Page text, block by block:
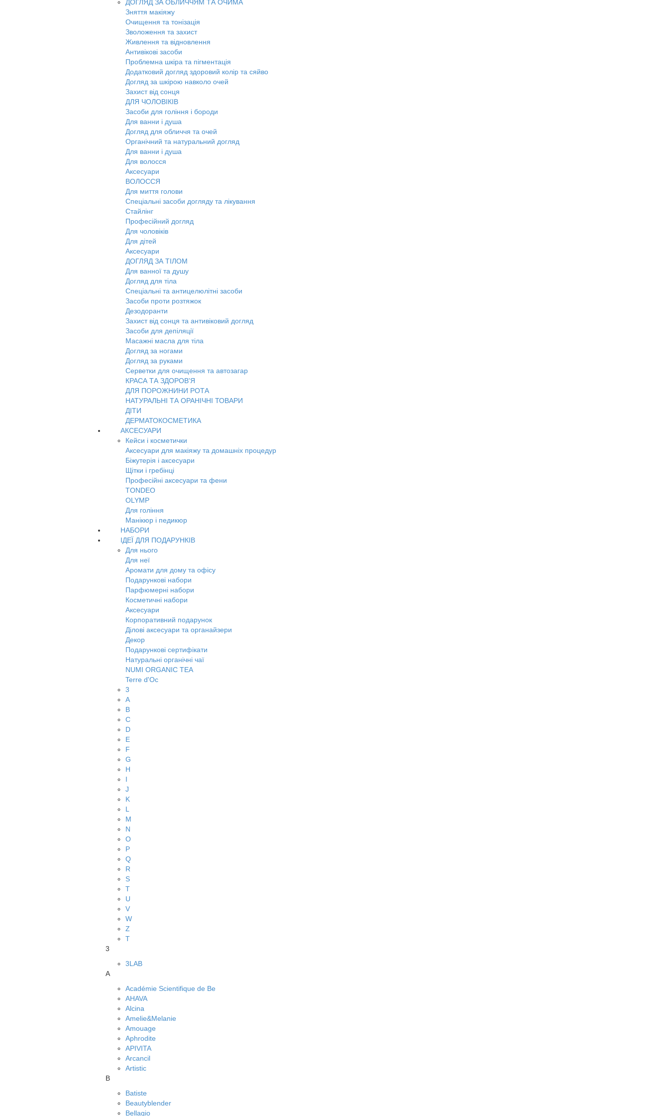
ДОГЛЯД ЗА ОБЛИЧЧЯМ ТА ОЧИМА
Зняття макіяжу
Очищення та тонізація
Зволоження та захист
Живлення та відновлення
Антивікові засоби
Проблемна шкіра та пігментація
Додатковий догляд здоровий колір та сяйво
Догляд за шкірою навколо очей
Захист від сонця
ДЛЯ ЧОЛОВІКІВ
Засоби для гоління і бороди
Для ванни і душа
Догляд для обличчя та очей
Органічний та натуральний догляд
Для ванни і душа
Для волосся
Аксесуари
ВОЛОССЯ
Для миття голови
Спеціальні засоби догляду та лікування
Стайлінг
Професійний догляд
Для чоловіків
Для дітей
Аксесуари
ДОГЛЯД ЗА ТІЛОМ
Для ванної та душу
Догляд для тіла
Спеціальні та антицелюлітні засоби
Засоби проти розтяжок
Дезодоранти
Захист від сонця та антивіковий догляд
Засоби для депіляції
Масажні масла для тіла
Догляд за ногами
Догляд за руками
Серветки для очищення та автозагар
КРАСА ТА ЗДОРОВ'Я
ДЛЯ ПОРОЖНИНИ РОТА
НАТУРАЛЬНІ ТА ОРАНІЧНІ ТОВАРИ
ДІТИ
ДЕРМАТОКОСМЕТИКА
АКСЕСУАРИ
Кейси і косметички
Аксесуари для макіяжу та домашніх процедур
Біжутерія і аксесуари
Щітки і гребінці
Професійні аксесуари та фени
TONDEO
OLYMP
Для гоління
Манікюр і педикюр
НАБОРИ
ІДЕЇ ДЛЯ ПОДАРУНКІВ
Для нього
Для неї
Аромати для дому та офісу
Подарункові набори
Парфюмерні набори
Косметичні набори
Аксесуари
Корпоративний подарунок
Ділові аксесуари та органайзери
Декор
Подарункові сертифікати
Натуральні органічні чаї
NUMI ORGANIC TEA
Terre d'Oc
3
A
B
C
D
E
F
G
H
I
J
K
L
M
N
O
P
Q
R
S
T
U
V
W
Z
Т
3
3LAB
A
Académie Scientifique de Be
AHAVA
Alcina
Amelie&Melanie
Amouage
Aphrodite
APIVITA
Arcancil
Artistic
B
Batiste
Beautyblender
Bellagio